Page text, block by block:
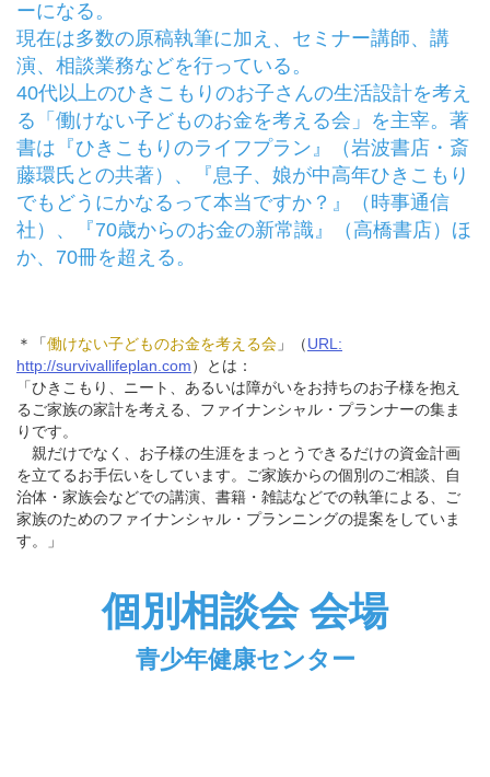
ーになる。
現在は多数の原稿執筆に加え、セミナー講師、講
演、相談業務などを行っている。
40代以上のひきこもりのお子さんの生活設計を考え
る「働けない子どものお金を考える会」を主宰。著
書は『ひきこもりのライフプラン』（岩波書店・斎
藤環氏との共著）、『息子、娘が中高年ひきこもり
でもどうにかなるって本当ですか？』（時事通信
社）、『70歳からのお金の新常識』（高橋書店）ほ
か、70冊を超える。
＊「働けない子どものお金を考える会 」（URL:
http://survivallifeplan.com）とは：
「ひきこもり、ニート、あるいは障がいをお持ちのお子様を抱え
るご家族の家計を考える、ファイナンシャル・プランナーの集ま
りです。
親だけでなく、お子様の生涯をまっとうできるだけの資金計画
を立てるお手伝いをしています。ご家族からの個別のご相談、自
治体・家族会などでの講演、書籍・雑誌などでの執筆による、ご
家族のためのファイナンシャル・プランニングの提案をしていま
す。」
個別相談会 会場
青少年健康センター